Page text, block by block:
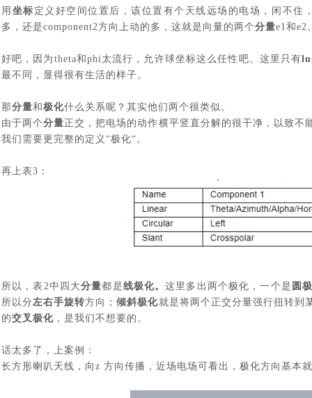
用 坐标 定义好空间位置后，该位置有个天线远场的电场，闲不住
多，还是component2方向上动的多，这就是向量的两个分量e1和 e2
好吧，因为 theta和 phi太流行，允许球坐标这么任性吧。这里只有
最不同，显得很有生活的样子。
那分量和 极化什么关系呢？其实他们两个很类似。
由于两个分量正交，把电场的动作横平竖直分解的很干净，以致
我们需要更完整的定义 “极化“。
再上表3 ：
所以，表 2中四大分量都是线极化。这里多出两个极化，一个是 圆
所以分左右手旋转方向；倾斜极化就是将两个正交分量强行扭转到
的交叉极化 ，是我们不想要的。
话太多了，上案例：
长方形喇叭天线，向 z 方向传播，近场电场可看出，极化方向基本